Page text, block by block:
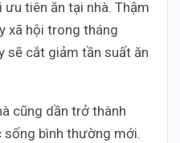
tiên ăn tại nhà. Thậm
xã hội trong tháng
sẽ cắt giảm tần suất ăn
cũng dần trở thành
bình thường mới.